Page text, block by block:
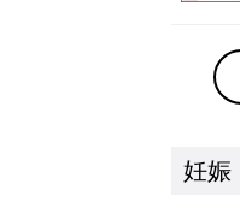
妊娠